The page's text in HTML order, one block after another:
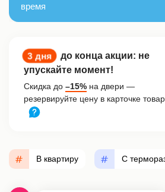
В квартиру С
время
3 дня
до конца акции: не
упускайте момент!
Скидка до –15% на двери —
резервируйте цену в карточке